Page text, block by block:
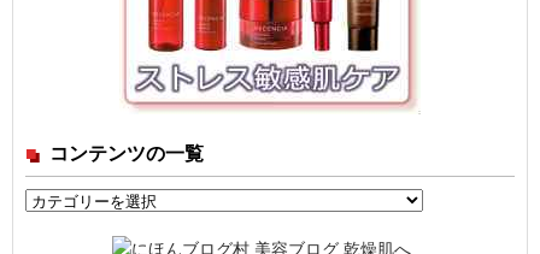
コンテンツの一覧
コ